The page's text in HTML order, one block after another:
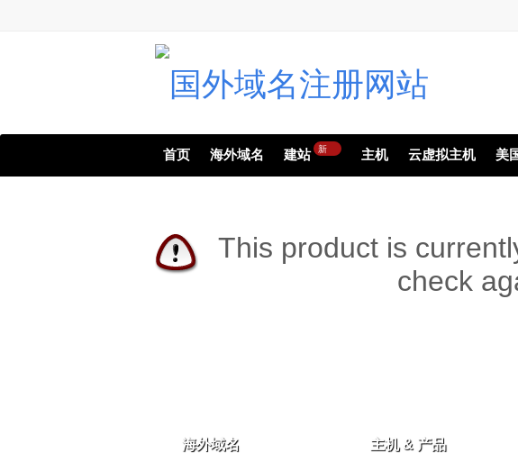
首页 海外域名 建站 新 主机 云虚拟主机 美
This product is
check
海外域名 主机 & 产品